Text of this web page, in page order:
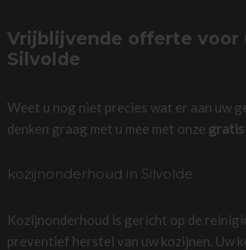
Vrijblijvende offerte voor
Silvolde
Weet u nog niet precies wat er aan uw
denken graag met u mee met onze gratis
kozijnonderhoud in Silvolde
Kozijnonderhoud is gericht op de
preventief herstel van uw kozijnen. Uw